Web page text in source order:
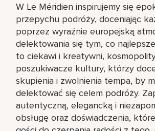
W Le Méridien inspirujemy się
przepychu podróży, doceniając
poprzez wyraźnie europejską
delektowania się tym, co
to ciekawi i kreatywni,
poszukiwacze kultury, którzy
skupienia i zwolnienia tempa, by
delektować się celem podróży.
autentyczną, elegancką i
obsługę oraz doświadczenia,